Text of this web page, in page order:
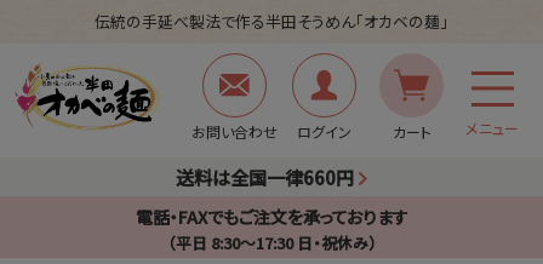
伝統の手延べ製法で作る半田そうめん「オカベの麺」
お問い合わせ ログイン カート メニュー
送料は全国一律660円
電話・FAXでもご注文を承っております
（平日 8:30〜17:30 日・祝休み）